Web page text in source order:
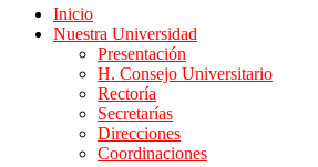
Inicio
Nuestra Universidad
Presentación
H. Consejo Universitario
Rectoría
Secretarías
Direcciones
Coordinaciones